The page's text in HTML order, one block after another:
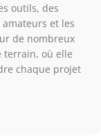
outils, des
et les
de nombreux
terrain, où elle
chaque projet